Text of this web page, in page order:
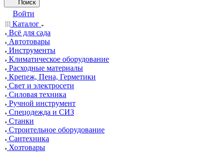
Поиск
Войти
Каталог
Всё для сада
Автотовары
Инструменты
Климатическое оборудование
Расходные материалы
Крепеж, Пена, Герметики
Свет и электросети
Силовая техника
Ручной инструмент
Спецодежда и СИЗ
Станки
Строительное оборудование
Сантехника
Хозтовары